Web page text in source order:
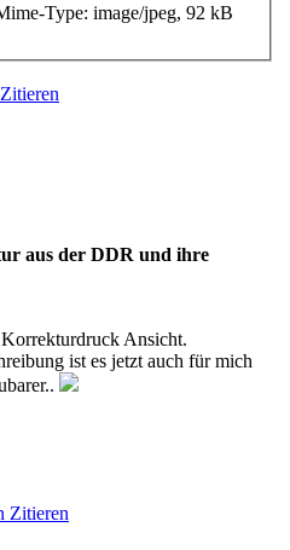
Type: image/jpeg, 92 kB
Zitieren
aus der DDR und ihre
Ansicht.
ist es jetzt auch für mich
Zitieren